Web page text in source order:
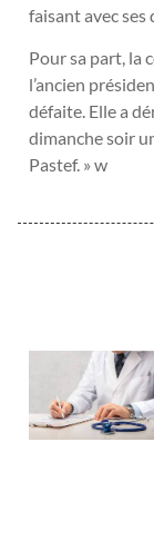
faisant avec ses
Pour sa part, la
l’ancien
défaite. Elle a
dimanche soir
Pastef. » w